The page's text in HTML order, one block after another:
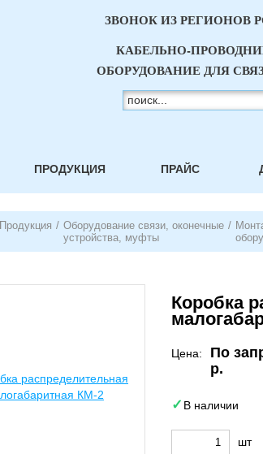
ЗВОНОК ИЗ РЕГИОНОВ
КАБЕЛЬНО-
ОБОРУДОВАНИЕ ДЛЯ
ПРОДУКЦИЯ ПРАЙС
Продукция / Оборудование связи, оконечные
устройства, муфты
/
Коробка
Цена:
По
р.
В наличии
шт